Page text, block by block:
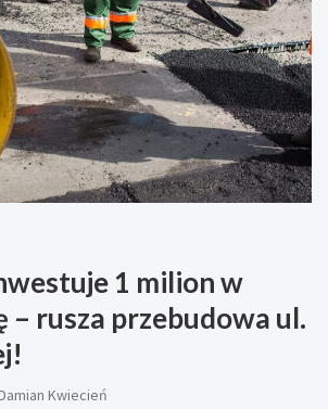
1 milion w
– rusza przebudowa ul.
Kwiecień